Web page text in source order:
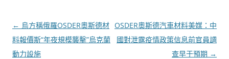
文
章
導
← 烏方稱俄羅OSDER奧斯德材
料報價斯“年夜規模襲擊”烏克蘭
動力設施
OSDER奧斯德汽車材料美媒：中
國對泄露疫情政策信息前官員調
查早于預期 →